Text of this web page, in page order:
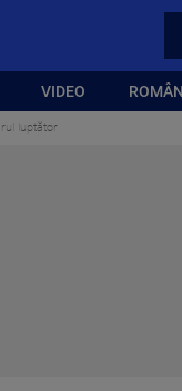
VIDEO
luptător